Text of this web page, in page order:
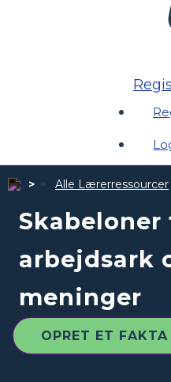
Alle Lærerressourcer
Skabeloner
arbejdsark
meninger
OPRET ET